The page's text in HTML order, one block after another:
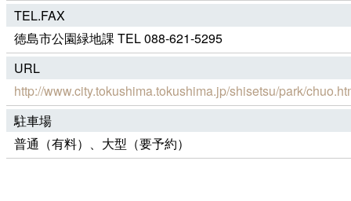
TEL.FAX
徳島市公園緑地課 TEL 088-621-5295
URL
http://www.city.tokushima.tokushima.jp/shisetsu/park/
駐車場
普通（有料）、大型（要予約）